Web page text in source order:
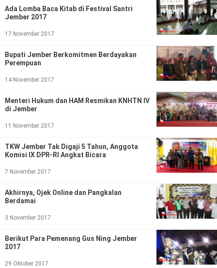
2026
News
All
Ada Lomba Baca Kitab di Festival Santri
Jember 2017
17 November 2017
Bupati Jember Berkomitmen Berdayakan
Perempuan
14 November 2017
Menteri Hukum dan HAM Resmikan KNHTN IV
di Jember
11 November 2017
TKW Jember Tak Digaji 5 Tahun, Anggota
Komisi IX DPR-RI Angkat Bicara
7 November 2017
Akhirnya, Ojek Online dan Pangkalan
Berdamai
3 November 2017
Berikut Para Pemenang Gus Ning Jember
2017
29 Oktober 2017